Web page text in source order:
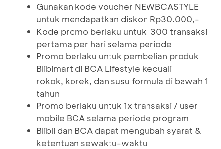
Gunakan kode voucher NEWBCASTYLE
untuk mendapatkan diskon Rp30.000,-
Kode promo berlaku untuk 300 transaksi
pertama per hari selama periode
Promo berlaku untuk pembelian produk
Blibimart di BCA Lifestyle kecuali
rokok, korek, dan susu formula di bawah 1
tahun
Promo berlaku untuk 1x transaksi / user
mobile BCA selama periode program
Blibli dan BCA dapat mengubah syarat &
ketentuan sewaktu-waktu